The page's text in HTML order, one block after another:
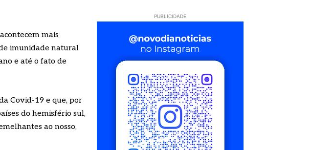
mais
imunidade natural
e até o fato de
Covid-19 e que, por
do hemisfério sul,
ao nosso,
PUBLICIDADE